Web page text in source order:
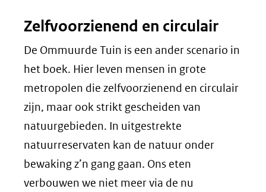
Zelfvoorzienend en circulair
De Ommuurde Tuin is een ander scenario in
het boek. Hier leven mensen in grote
metropolen die zelfvoorzienend en circulair
zijn, maar ook strikt gescheiden van
natuurgebieden. In uitgestrekte
natuurreservaten kan de natuur onder
bewaking z’n gang gaan. Ons eten
verbouwen we niet meer via de nu